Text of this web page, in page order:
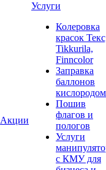
Акции
Услуги
Колеровка
красок
Tikkurila,
Finncolor
Заправка
баллонов
кислородом
Пошив
флагов и
пологов
Услуги
с КМУ для